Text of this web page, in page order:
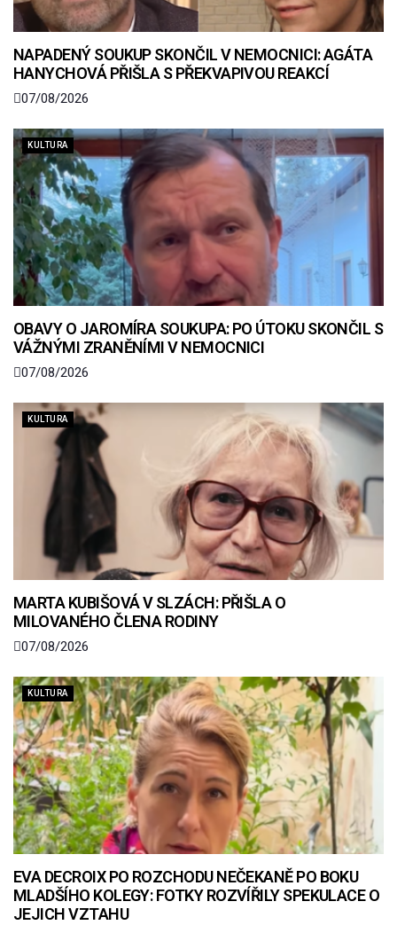
NAPADENÝ SOUKUP SKONČIL V NEMOCNICI: AGÁTA
HANYCHOVÁ PŘIŠLA S PŘEKVAPIVOU REAKCÍ
07/08/2026
KULTURA
OBAVY O JAROMÍRA SOUKUPA: PO ÚTOKU SKONČIL S
VÁŽNÝMI ZRANĚNÍMI V NEMOCNICI
07/08/2026
KULTURA
MARTA KUBIŠOVÁ V SLZÁCH: PŘIŠLA O
MILOVANÉHO ČLENA RODINY
07/08/2026
KULTURA
EVA DECROIX PO ROZCHODU NEČEKANĚ PO BOKU
MLADŠÍHO KOLEGY: FOTKY ROZVÍŘILY SPEKULACE O
JEJICH VZTAHU